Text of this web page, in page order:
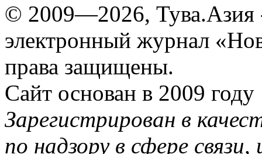
© 2009—2026, Тува.Азия
электронный журнал
права защищены.
Сайт основан в 2009 году
Зарегистрирован в
по надзору в сфере